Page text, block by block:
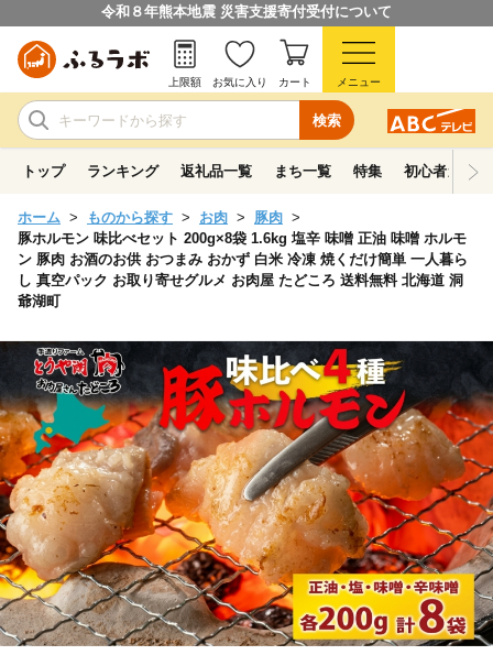
令和８年熊本地震 災害支援寄付受付について
検索
上限額 お気に入り カート メニュー
トップ ランキング 返礼品一覧 まち一覧 特集 初心者ガイド
ホーム ものから探す お肉
豚肉
豚ホルモン 味比べセット 200g×8袋 1.6kg 塩辛 味噌 正油 味噌 ホルモ
ン 豚肉 お酒のお供 おつまみ おかず 白米 冷凍 焼くだけ簡単 一人暮ら
し 真空パック お取り寄せグルメ お肉屋 たどころ 送料無料 北海道 洞
爺湖町